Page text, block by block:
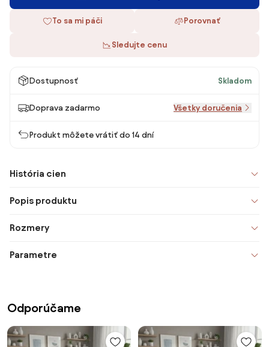
To sa mi páči Porovnať
Sledujte cenu
Dostupnosť Skladom
Doprava zadarmo Všetky doručenia
Produkt môžete vrátiť do 14 dní
História cien
Popis produktu
Rozmery
Parametre
Odporúčame